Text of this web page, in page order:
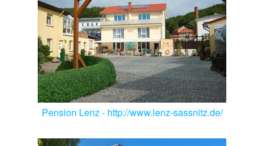
Pension Lenz - http://www.lenz-sassnitz.de/